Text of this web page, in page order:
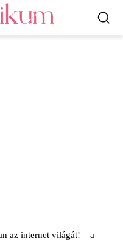
az internet világát! – a